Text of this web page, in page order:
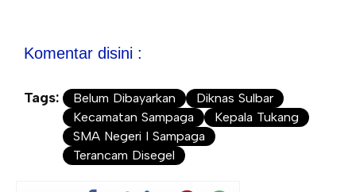
Komentar disini :
Tags: Belum Dibayarkan
Diknas Sulbar
Kecamatan Sampaga
Kepala Tukang
SMA Negeri I Sampaga
Terancam Disegel